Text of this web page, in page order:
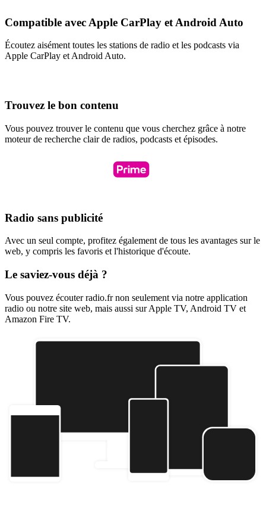
Compatible avec Apple CarPlay et Android Auto
Écoutez aisément toutes les stations de radio et les podcasts via
Apple CarPlay et Android Auto.
Trouvez le bon contenu
Vous pouvez trouver le contenu que vous cherchez grâce à notre
moteur de recherche clair de radios, podcasts et épisodes.
Radio sans publicité
Avec un seul compte, profitez également de tous les avantages sur le
web, y compris les favoris et l'historique d'écoute.
Le saviez-vous déjà ?
Vous pouvez écouter radio.fr non seulement via notre application
radio ou notre site web, mais aussi sur Apple TV, Android TV et
Amazon Fire TV.